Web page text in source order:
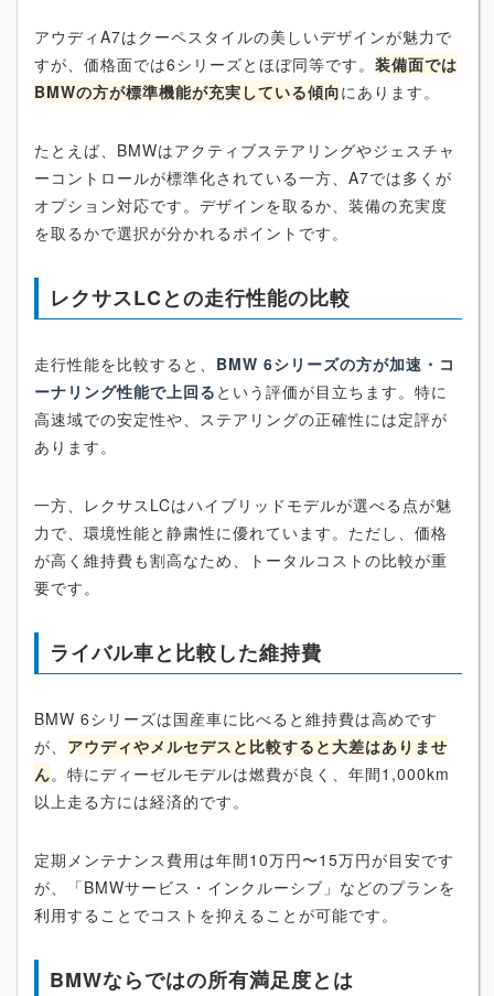
アウディA7はクーペスタイルの美しいデザインが魅力で
すが、価格面では6シリーズとほぼ同等です。 装備面では
BMWの方が標準機能が充実している傾向にあります。
たとえば、BMWはアクティブステアリングやジェスチャ
ーコントロールが標準化されている一方、A7では多くが
オプション対応です。デザインを取るか、装備の充実度
を取るかで選択が分かれるポイントです。
レクサスLCとの走行性能の比較
走行性能を比較すると、 BMW 6シリーズの方が加速・コ
ーナリング性能で上回る という評価が目立ちます。特に
高速域での安定性や、ステアリングの正確性には定評が
あります。
一方、レクサスLCはハイブリッドモデルが選べる点が魅
力で、環境性能と静粛性に優れています。ただし、価格
が高く維持費も割高なため、トータルコストの比較が重
要です。
ライバル車と比較した維持費
BMW 6シリーズは国産車に比べると維持費は高めです
が、 アウディやメルセデスと比較すると大差はありませ
ん。特にディーゼルモデルは燃費が良く、年間1,000km
以上走る方には経済的です。
定期メンテナンス費用は年間10万円〜15万円が目安です
が、「BMWサービス・インクルーシブ」などのプランを
利用することでコストを抑えることが可能です。
BMWならではの所有満足度とは